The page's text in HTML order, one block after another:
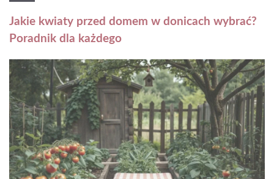
Jakie kwiaty przed domem w donicach wybrać?
Poradnik dla każdego